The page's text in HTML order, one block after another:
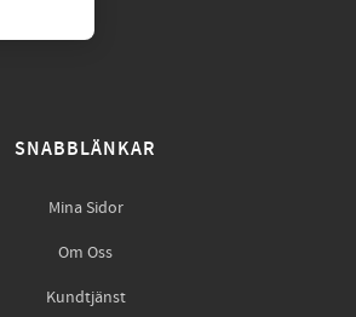
SNABBLÄNKAR
Mina Sidor
Om Oss
Kundtjänst